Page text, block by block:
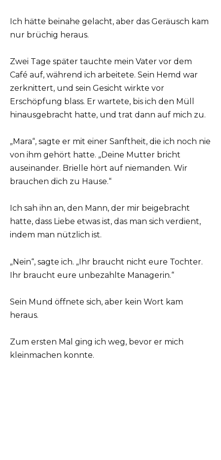
Ich hätte beinahe gelacht, aber das Geräusch kam
nur brüchig heraus.
Zwei Tage später tauchte mein Vater vor dem
Café auf, während ich arbeitete. Sein Hemd war
zerknittert, und sein Gesicht wirkte vor
Erschöpfung blass. Er wartete, bis ich den Müll
hinausgebracht hatte, und trat dann auf mich zu.
„Mara“, sagte er mit einer Sanftheit, die ich noch nie
von ihm gehört hatte. „Deine Mutter bricht
auseinander. Brielle hört auf niemanden. Wir
brauchen dich zu Hause.“
Ich sah ihn an, den Mann, der mir beigebracht
hatte, dass Liebe etwas ist, das man sich verdient,
indem man nützlich ist.
„Nein“, sagte ich. „Ihr braucht nicht eure Tochter.
Ihr braucht eure unbezahlte Managerin.“
Sein Mund öffnete sich, aber kein Wort kam
heraus.
Zum ersten Mal ging ich weg, bevor er mich
kleinmachen konnte.